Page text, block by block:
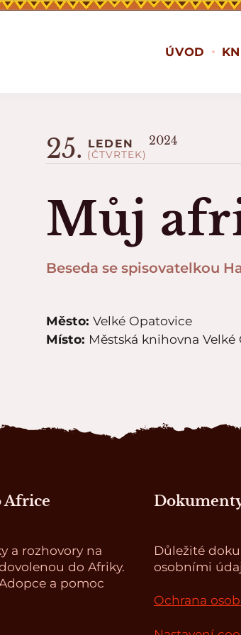
ÚVOD
Beseda se spisovatelkou
Můj
25. LEDEN
(ČTVRTEK)
2024
Město: Velké Opatovice
Místo: Městská knihovna Velké
Africe
a rozhovory na
do Afriky.
a pomoc
Důležité
osobními
Ochrana